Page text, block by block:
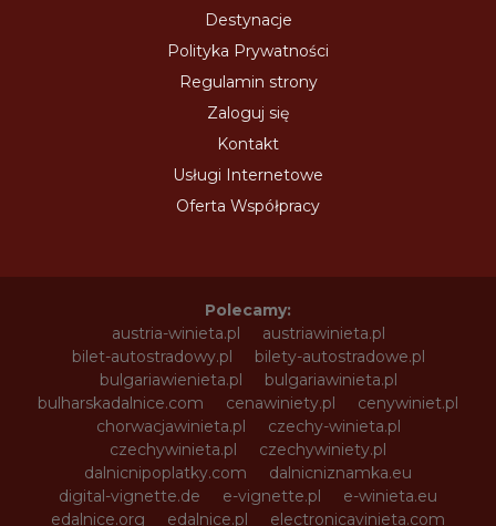
Destynacje
Polityka Prywatności
Regulamin strony
Zaloguj się
Kontakt
Usługi Internetowe
Oferta Współpracy
Polecamy:
austria-winieta.pl
austriawinieta.pl
bilet-autostradowy.pl
bilety-autostradowe.pl
bulgariawienieta.pl
bulgariawinieta.pl
bulharskadalnice.com
cenawiniety.pl
cenywiniet.pl
chorwacjawinieta.pl
czechy-winieta.pl
czechywinieta.pl
czechywiniety.pl
dalnicnipoplatky.com
dalnicniznamka.eu
digital-vignette.de
e-vignette.pl
e-winieta.eu
edalnice.org
edalnice.pl
electronicavinieta.com